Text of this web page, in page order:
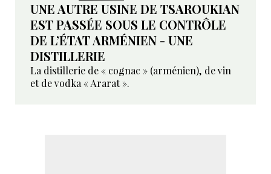
UNE AUTRE USINE DE TSAROUKIAN
EST PASSÉE SOUS LE CONTRÔLE
DE L’ÉTAT ARMÉNIEN - UNE
DISTILLERIE
La distillerie de « cognac » (arménien), de vin
et de vodka « Ararat ».